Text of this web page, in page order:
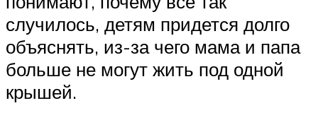
случилось, детям придется долго
объяснять, из-за чего мама и папа
больше не могут жить под одной
крышей.